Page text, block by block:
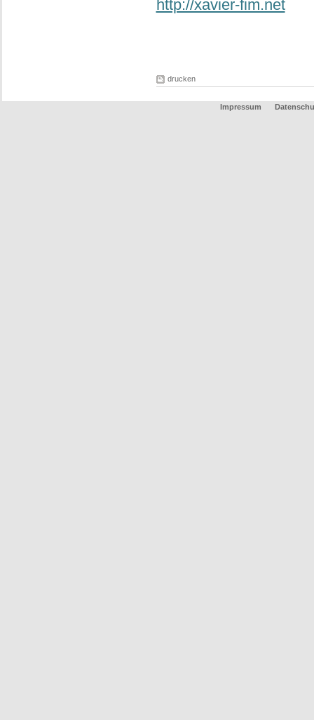
http://xavier-fim.net
drucken
Impressum